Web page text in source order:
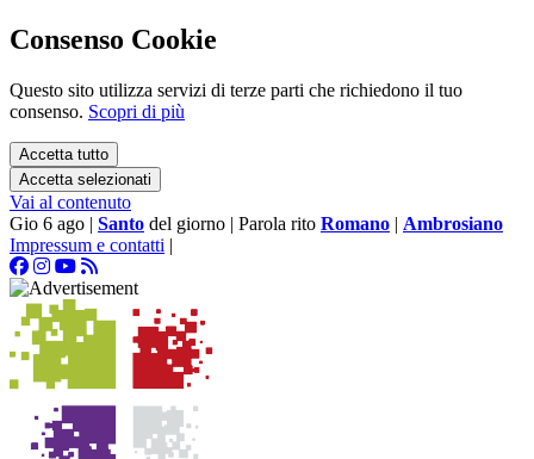
Consenso Cookie
Questo sito utilizza servizi di terze parti che richiedono il tuo
consenso. Scopri di più
Accetta tutto
Accetta selezionati
Vai al contenuto
Gio 6 ago | Santo del giorno | Parola rito Romano | Ambrosiano
Impressum e contatti |